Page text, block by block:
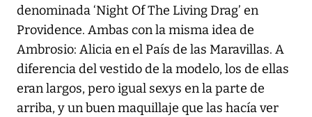
denominada ‘Night Of The Living Drag’ en
Providence. Ambas con la misma idea de
Ambrosio: Alicia en el País de las Maravillas. A
diferencia del vestido de la modelo, los de ellas
eran largos, pero igual sexys en la parte de
arriba, y un buen maquillaje que las hacía ver